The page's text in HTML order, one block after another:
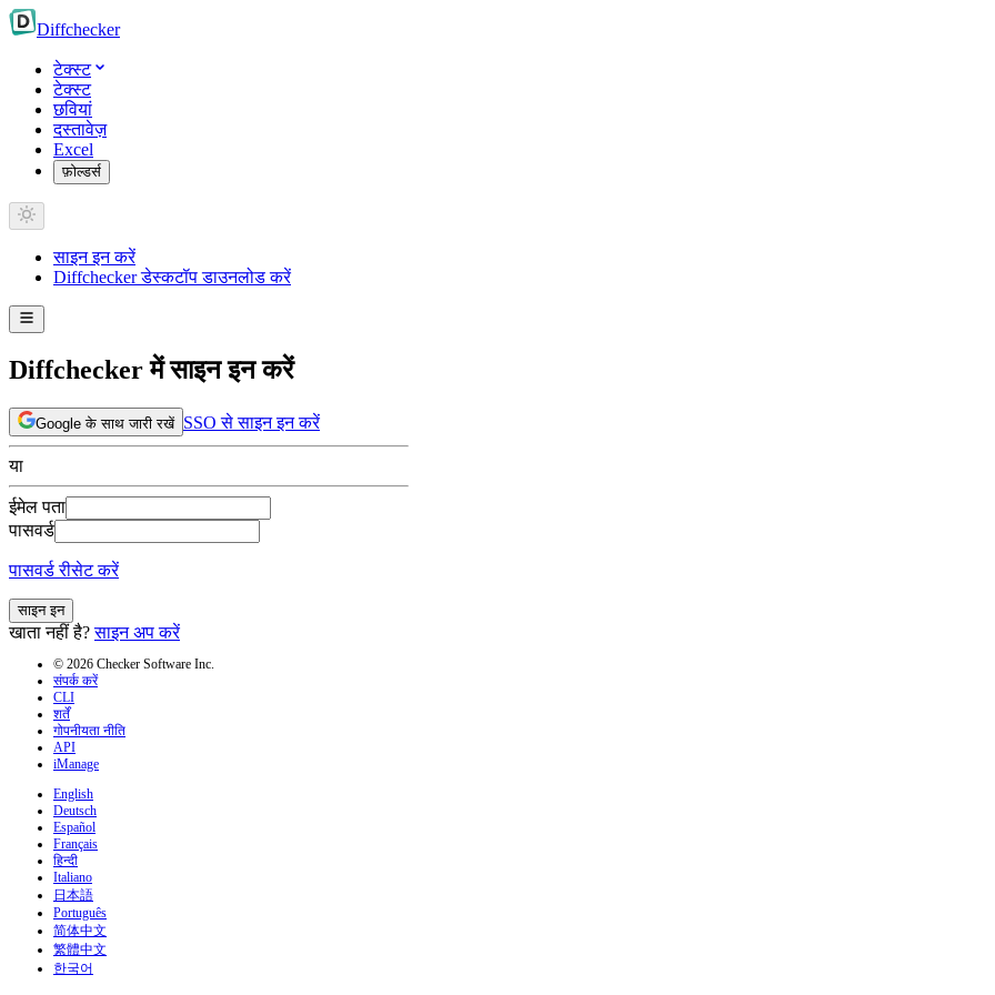
Diffchecker
टेक्स्ट
टेक्स्ट
छवियां
दस्तावेज़
Excel
फ़ोल्डर्स
साइन इन करें
Diffchecker डेस्कटॉप डाउनलोड करें
Diffchecker में साइन इन करें
Google के साथ जारी रखें SSO से साइन इन करें
या
ईमेल पता
पासवर्ड
पासवर्ड रीसेट करें
साइन इन
खाता नहीं है? साइन अप करें
© 2026 Checker Software Inc.
संपर्क करें
CLI
शर्तें
गोपनीयता नीति
API
iManage
English
Deutsch
Español
Français
हिन्दी
Italiano
日本語
Português
简体中文
繁體中文
한국어